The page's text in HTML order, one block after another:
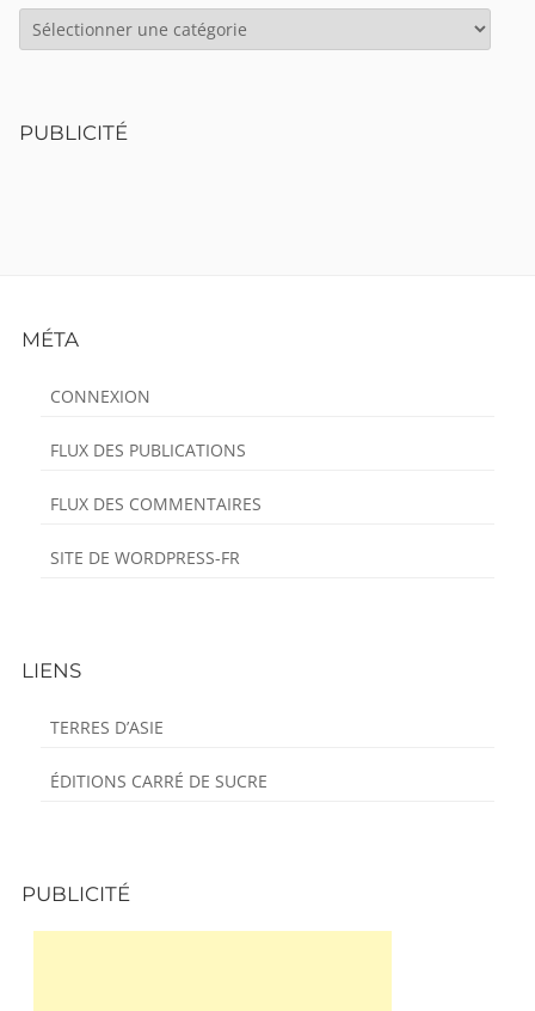
CATÉGORIES
PUBLICITÉ
Content
MÉTA
CONNEXION
FLUX DES PUBLICATIONS
FLUX DES COMMENTAIRES
SITE DE WORDPRESS-FR
LIENS
TERRES D’ASIE
ÉDITIONS CARRÉ DE SUCRE
PUBLICITÉ